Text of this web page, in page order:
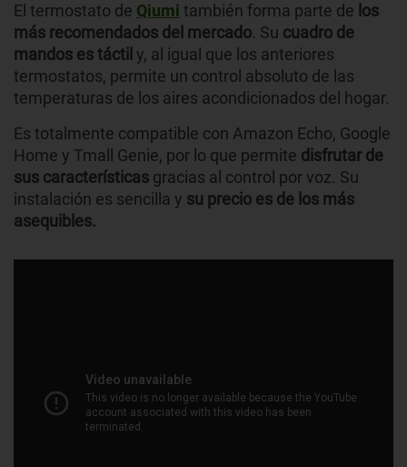
El termostato de Qiumi también forma parte de los
más recomendados del mercado. Su cuadro de
mandos es táctil y, al igual que los anteriores
termostatos, permite un control absoluto de las
temperaturas de los aires acondicionados del hogar.
Es totalmente compatible con Amazon Echo, Google
Home y Tmall Genie, por lo que permite disfrutar de
sus características gracias al control por voz. Su
instalación es sencilla y su precio es de los más
asequibles.